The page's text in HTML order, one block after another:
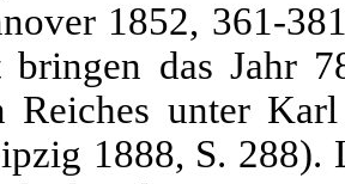
1852, 361-
bringen das Jahr
Reiches unter
1888, S. 288).